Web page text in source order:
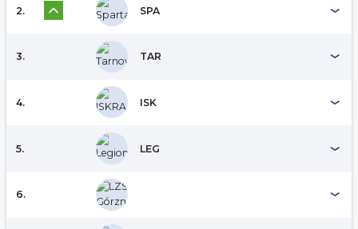
2. SPA
3. TAR
4. ISK
5. LEG
6.